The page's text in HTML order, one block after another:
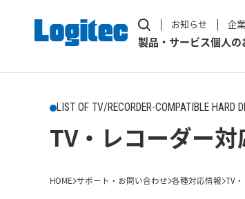
お知らせ 企
製品・サービス個人の
LIST OF TV/RECORDER-COMPATIBLE HARD
TV・レコーダー
HOME サポート・お問い合わせ 各種対応情報 TV